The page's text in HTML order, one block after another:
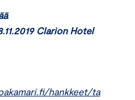
Clarion Hotel
hankkeet/ta